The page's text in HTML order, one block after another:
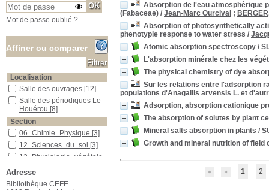
Absorption de l'eau atmosphérique
(Fabaceae) / Jean-Marc Ourcival ;
Absorption of photosynthetically
phenotypie response to water stress /
Atomic absorption spectroscopy /
L'absorption minérale chez les
The physical chemistry of dye
Sur les relations entre l'adsorption
populations d'Anagallis arvensis L. et
Adsorption, absorption cationique
The absorption of solutes by plant
Mineral salts absorption in plants /
Growth and mineral nutrition of field
1 2
Mot de passe oublié ?
Affiner ou comparer
Localisation
Salle des ouvrages
Salle des ouvrages [12]
Salle des périodiques Le Houérou
Salle des périodiques Le
Houérou [8]
Section
06_Chimie_Physique
06_Chimie_Physique [3]
12_Sciences_du_sol
12_Sciences_du_sol [3]
13_Physiologie_végétale
13_Physiologie_végétale
23_Publications_CEFE
23_Publications_CEFE
26_Collections
26_Collections [1]
Adresse
Bibliothèque CEFE